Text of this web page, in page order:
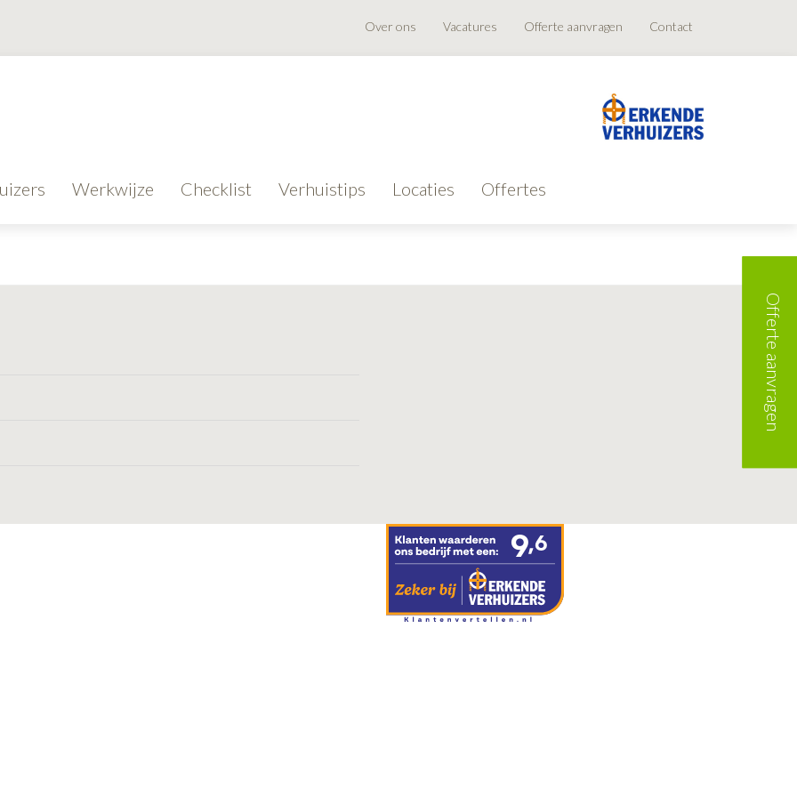
Contact
Offerte aanvragen
Vacatures
Over ons
Werkwijze Checklist Verhuistips Locaties Offertes
Offerte aanvragen